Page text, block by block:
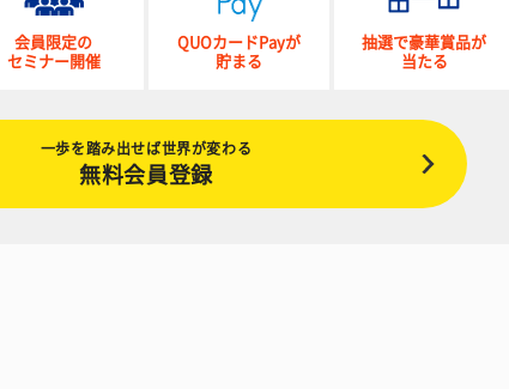
会員限定の
セミナー開催
QUOカードPayが
貯まる
抽選で豪華賞品が
当たる
一歩を踏み出せば世界が変わる
無料会員登録